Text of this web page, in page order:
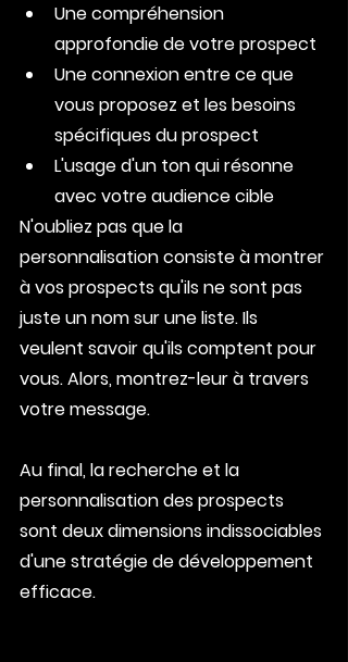
Une compréhension
approfondie de votre prospect
Une connexion entre ce que
vous proposez et les besoins
spécifiques du prospect
L'usage d'un ton qui résonne
avec votre audience cible
N'oubliez pas que la
personnalisation consiste à montrer
à vos prospects qu'ils ne sont pas
juste un nom sur une liste. Ils
veulent savoir qu'ils comptent pour
vous. Alors, montrez-leur à travers
votre message.
Au final, la recherche et la
personnalisation des prospects
sont deux dimensions indissociables
d'une stratégie de développement
efficace.